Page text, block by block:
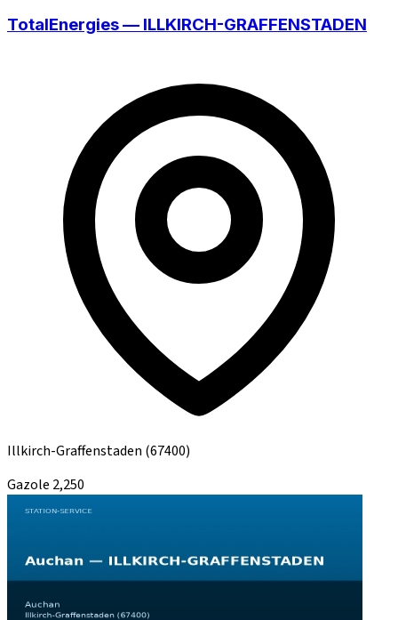
TotalEnergies — ILLKIRCH-GRAFFENSTADEN
Illkirch-Graffenstaden (67400)
Gazole 2,250